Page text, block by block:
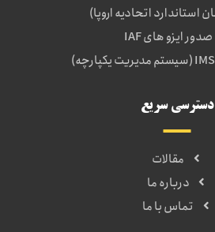
صدور ایزو های IAF
دسترسی سریع
مقالات
درباره ما
تماس با ما